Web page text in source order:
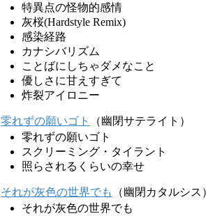
特異点の怪物的感情
灰桜(Hardstyle Remix)
感染経路
カナシバリズム
ことばにしちゃダメなこと
優しさに甘えすぎて
炸裂アイロニー
零れずの願いゴト
（幽閉サテライト）
零れずの願いゴト
スクリーミング・タイラント
照らされるくらいの幸せ
それが灰色の世界でも
（幽閉カタルシス）
それが灰色の世界でも